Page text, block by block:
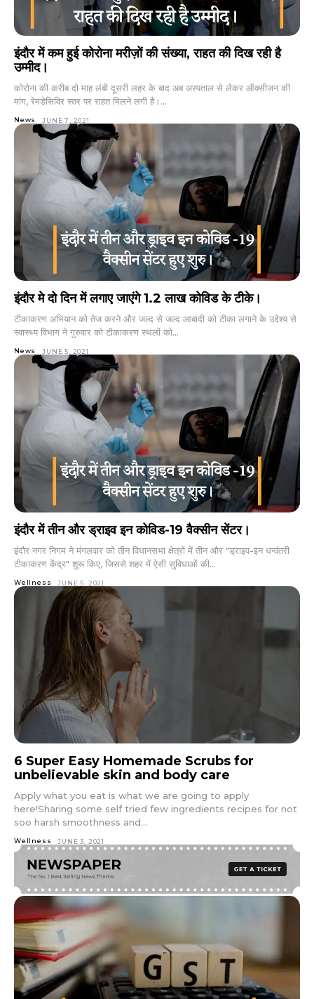
इंदौर में कम हुई कोरोना मरीज़ों की संख्या, राहत की दिख रही है
उम्मीद।
कोरोना की करीब दो माह लंबी दूसरी लहर के बाद अब अस्पताल से लेकर ऑक्सीजन की
मांग, रेमडेसिविर स्तर पर राहत मिलने लगी है।...
News JUNE 7, 2021
इंदौर मे दो दिन में लगाए जाएंगे 1.2 लाख कोविड के टीके।
टीकाकरण अभियान को तेज करने और जल्द से जल्द आबादी को टीका लगाने के उद्देश्य से
स्वास्थ्य विभाग ने गुरुवार को टीकाकरण स्थलों को...
News JUNE 5, 2021
इंदौर में तीन और ड्राइव इन कोविड-19 वैक्सीन सेंटर।
इंदौर नगर निगम ने मंगलवार को तीन विधानसभा क्षेत्रों में तीन और "ड्राइव-इन धन्वंतरी
टीकाकरण केंद्र" शुरू किए, जिससे शहर में ऐसी सुविधाओं की...
Wellness JUNE 5, 2021
6 Super Easy Homemade Scrubs for
unbelievable skin and body care
Apply what you eat is what we are going to apply
here!Sharing some self tried few ingredients recipes for not
soo harsh smoothness and...
Wellness JUNE 3, 2021